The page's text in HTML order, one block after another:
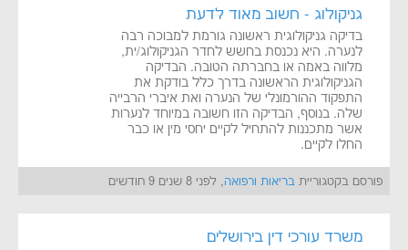
גניקולוג - חשוב מאוד לדעת
בדיקה גניקולוגית ראשונה גורמת למבוכה רבה
לנערה. היא נכנסת בחשש לחדר הגניקולוג/ית,
מלווה באמה או בחברתה הטובה. הבדיקה
הגניקולוגית הראשונה בדרך כלל בודקת את
התפקוד ההורמונלי של הנערה ואת איברי הרבייה
שלה. בנוסף, הבדיקה הזו חשובה במיוחד לנערות
אשר מתכננות להתחיל לקיים יחסי מין או כבר
החלו לקיים.
פורסם בקטגוריית בריאות ורפואה, לפני 8 שנים 9 חודשים
משרד עורכי דין בירושלים